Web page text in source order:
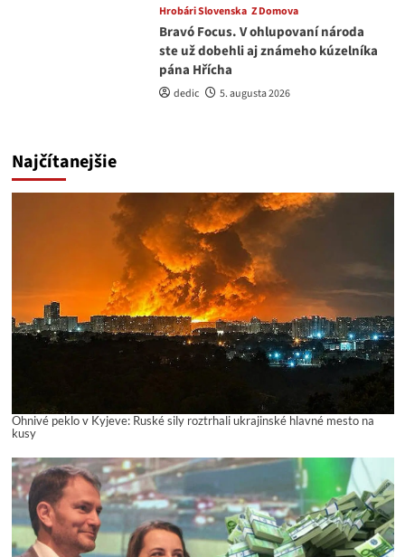
Hrobári Slovenska Z Domova
Bravó Focus. V ohlupovaní národa
ste už dobehli aj známeho kúzelníka
pána Hřícha
dedic 5. augusta 2026
Najčítanejšie
Ohnivé peklo v Kyjeve: Ruské sily roztrhali ukrajinské hlavné mesto na
kusy